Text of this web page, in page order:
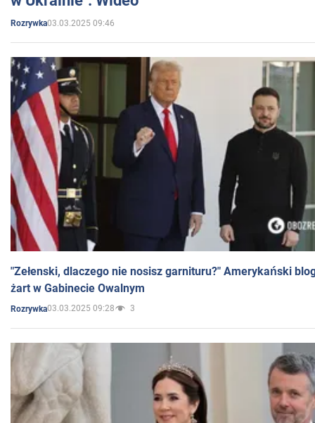
Rozrywka03.03.2025 09:46
"Zełenski, dlaczego nie nosisz garnituru?" Amerykański
żart w Gabinecie Owalnym
Rozrywka03.03.2025 09:28 3